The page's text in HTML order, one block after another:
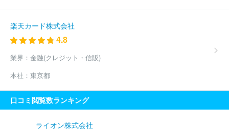
楽天カード株式会社
4.8
業界： 金融(クレジット・信販)
本社： 東京都
口コミ閲覧数ランキング
ライオン株式会社